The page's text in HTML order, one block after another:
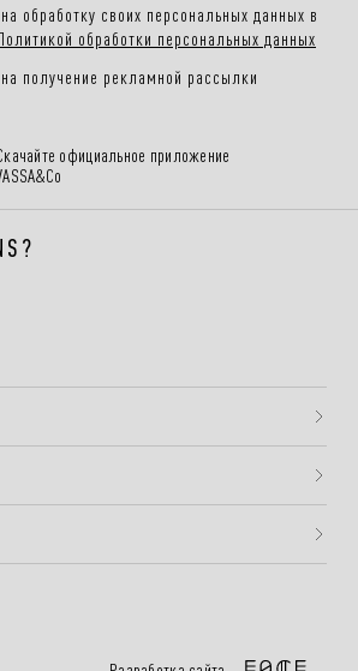
на обработку своих персональных данных в
обработки персональных данных
на получение рекламной рассылки
официальное приложение